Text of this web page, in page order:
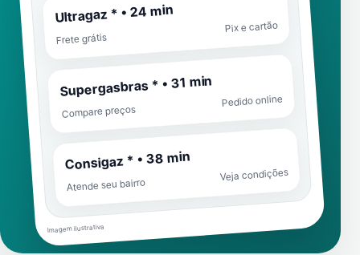
Ultragaz * • 24 min
Frete grátis
Pix e cartão
Supergasbras * • 31 min
Compare preços
Pedido online
Consigaz * • 38 min
Atende seu bairro
Veja condições
Imagem ilustrativa